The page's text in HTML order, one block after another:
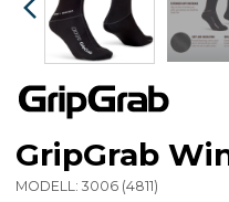
GripGrab
MODELL: 3006 (4811)